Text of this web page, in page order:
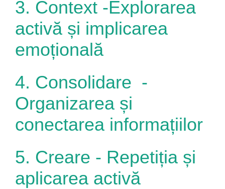
3. Context -Explorarea
activă și implicarea
emoțională
4. Consolidare -
Organizarea și
conectarea informațiilor
5. Creare - Repetiția și
aplicarea activă